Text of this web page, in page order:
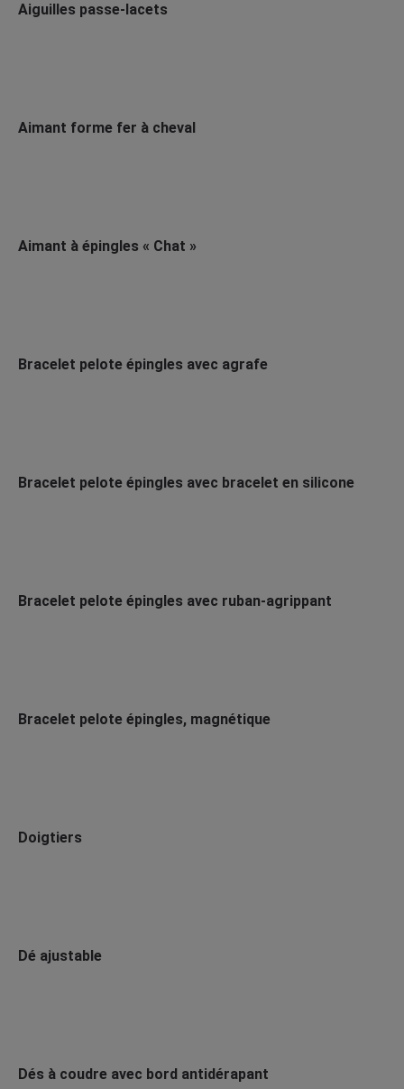
Aiguilles passe-lacets
Aimant forme fer à cheval
Aimant à épingles « Chat »
Bracelet pelote épingles avec agrafe
Bracelet pelote épingles avec bracelet en silicone
Bracelet pelote épingles avec ruban-agrippant
Bracelet pelote épingles, magnétique
Doigtiers
Dé ajustable
Dés à coudre avec bord antidérapant